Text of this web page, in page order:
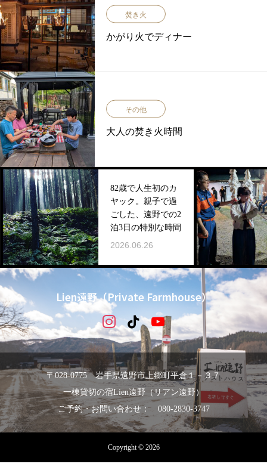
焚き火
かがり火でディナー
その他
大人の焚き火時間
82歳で人生初のカ
ヤック。親子で過
ごした、遠野での2
泊3日の特別な時間
2026.06.26
Lien遠野（Private Farmhouse）
〒028-0775 岩手県遠野市上郷町平倉１－３７
一棟貸切の宿Lien遠野（リアン遠野）
ご予約・お問い合わせ： 080-2830-3747
Copyright © 2026